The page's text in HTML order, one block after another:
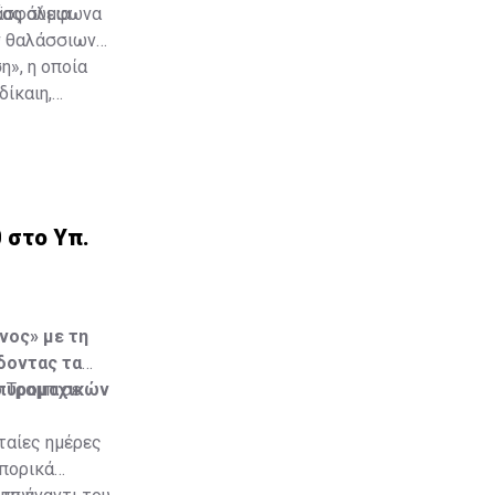
σύμφωνα
θαλάσσιων
η οποία
στο Υπ.
με τη
τα
Τραμπ σε
ημέρες